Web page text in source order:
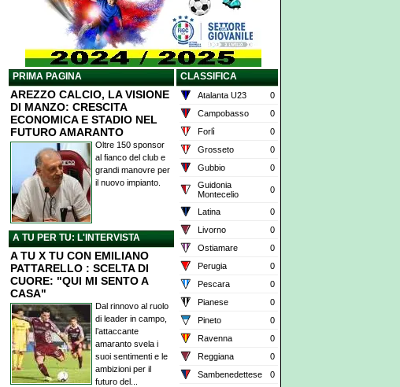
PRIMA PAGINA
AREZZO CALCIO, LA VISIONE
DI MANZO: CRESCITA
ECONOMICA E STADIO NEL
FUTURO AMARANTO
Oltre 150 sponsor
al fianco del club e
grandi manovre per
il nuovo impianto.
A TU PER TU: L'INTERVISTA
A TU X TU CON EMILIANO
PATTARELLO : SCELTA DI
CUORE: "QUI MI SENTO A
CASA"
Dal rinnovo al ruolo
di leader in campo,
l’attaccante
amaranto svela i
suoi sentimenti e le
ambizioni per il
futuro del...
CLASSIFICA
Atalanta U23
0
Campobasso
0
Forlì
0
Grosseto
0
Gubbio
0
Guidonia
Montecelio
0
Latina
0
Livorno
0
Ostiamare
0
Perugia
0
Pescara
0
Pianese
0
Pineto
0
Ravenna
0
Reggiana
0
Sambenedettese
0